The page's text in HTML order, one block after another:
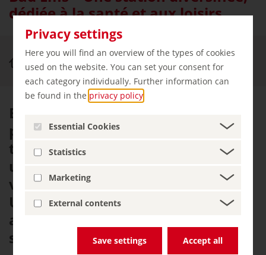
Privacy settings
Here you will find an overview of the types of cookies
used on the website. You can set your consent for
each category individually. Further information can
be found in the privacy policy
Essential Cookies
Statistics
Marketing
External contents
Save settings Accept all
dédiée à la santé et aux loisirs
Vivre et apprécier Bad Ems
Bains impériaux et mondains,
petite sœur de Nice : cette ville
thermale sur la rivière Lahn est
une destination prisée des
visiteurs soucieux de leur santé.
Une réputation que Bad Ems doit
aux propriétés curatives de ses
sources minérales et thermales.